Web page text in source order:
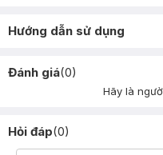
Hướng dẫn sử dụng
Đánh giá(0)
Hãy là
Hỏi đáp(0)